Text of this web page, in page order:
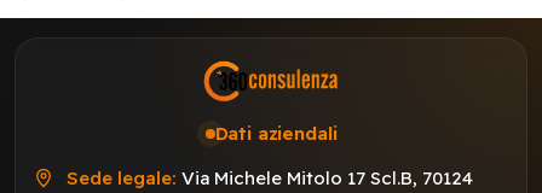
Dati aziendali
Sede legale: Via Michele Mitolo 17 Scl.B, 70124